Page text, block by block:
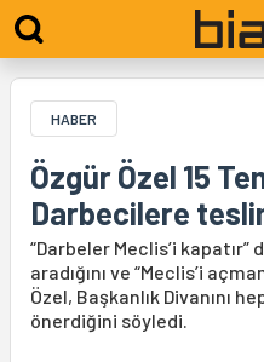
HABER
Özgür Özel 15
Darbecilere
“Darbeler Meclis’i
aradığını ve “Meclis’i
Özel, Başkanlık Divanını
önerdiğini söyledi.